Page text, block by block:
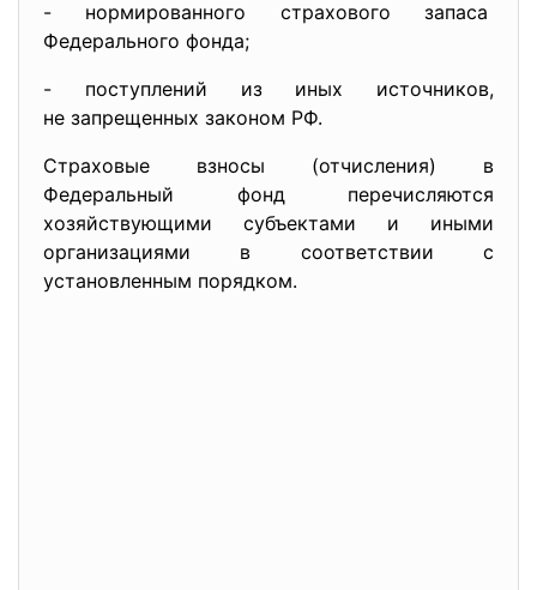
- нормированного страхового запаса
Федерального фонда;
- поступлений из иных источников,
не запрещенных законом РФ.
Страховые взносы (отчисления) в
Федеральный фонд перечисляются
хозяйствующими субъектами и иными
организациями в соответствии с
установленным порядком.